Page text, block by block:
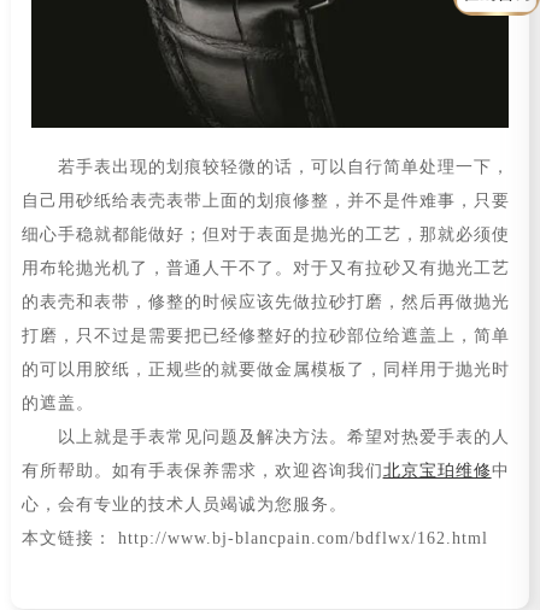
若手表出现的划痕较轻微的话，可以自行简单处理一下，
自己用砂纸给表壳表带上面的划痕修整，并不是件难事，只要
细心手稳就都能做好；但对于表面是抛光的工艺，那就必须使
用布轮抛光机了，普通人干不了。对于又有拉砂又有抛光工艺
的表壳和表带，修整的时候应该先做拉砂打磨，然后再做抛光
打磨，只不过是需要把已经修整好的拉砂部位给遮盖上，简单
的可以用胶纸，正规些的就要做金属模板了，同样用于抛光时
的遮盖。
以上就是手表常见问题及解决方法。希望对热爱手表的人
有所帮助。如有手表保养需求，欢迎咨询我们北京宝珀维修中
心，会有专业的技术人员竭诚为您服务。
本文链接： http://www.bj-blancpain.com/bdflwx/162.html